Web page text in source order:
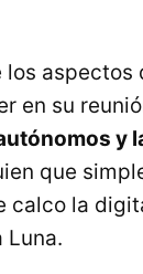
en su
y
que
calco la
Luna.